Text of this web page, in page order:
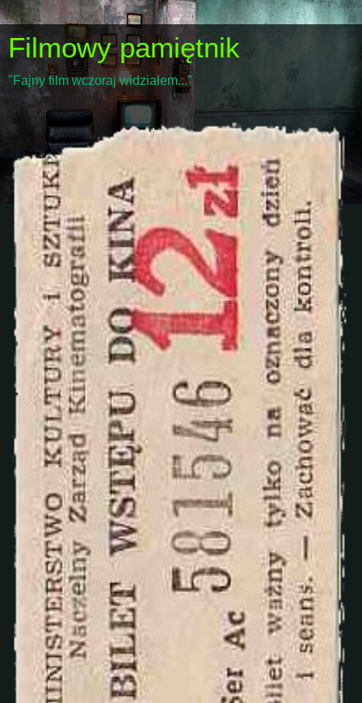
Filmowy pamiętnik
"Fajny film wczoraj widziałem..."